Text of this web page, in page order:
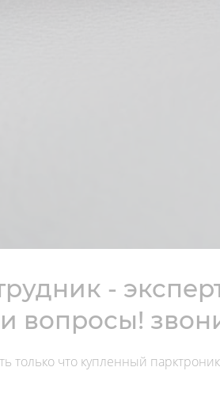
-
вопросы!
только что купленный